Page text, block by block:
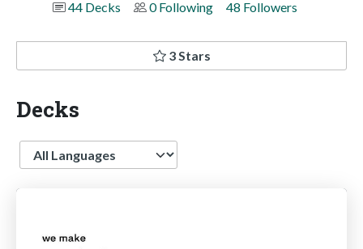
44 Decks
0 Following 48 Followers
3 Stars
Decks
Language